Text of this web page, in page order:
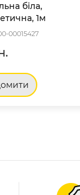
біла,
1м
00015427